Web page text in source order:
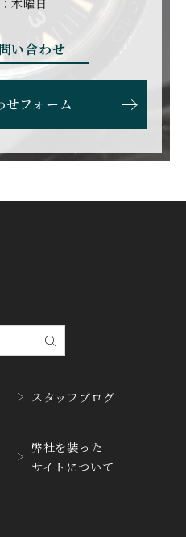
ー・ウォッチ
EDOX
エドックス
F.P.ジュルヌ
フォルティス
NT
グッチ
HARRY WINSTON
木曜日
い合わせ
せフォーム
スタッフブログ
弊社を装った
サイトについて